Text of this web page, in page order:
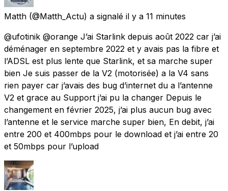
Matth (@Matth_Actu) a signalé il y a 11 minutes
@ufotinik @orange J’ai Starlink depuis août 2022 car j’ai
déménager en septembre 2022 et y avais pas la fibre et
l’ADSL est plus lente que Starlink, et sa marche super
bien Je suis passer de la V2 (motorisée) a la V4 sans
rien payer car j’avais des bug d’internet du a l’antenne
V2 et grace au Support j’ai pu la changer Depuis le
changement en février 2025, j’ai plus aucun bug avec
l’antenne et le service marche super bien, En debit, j’ai
entre 200 et 400mbps pour le download et j’ai entre 20
et 50mbps pour l’upload